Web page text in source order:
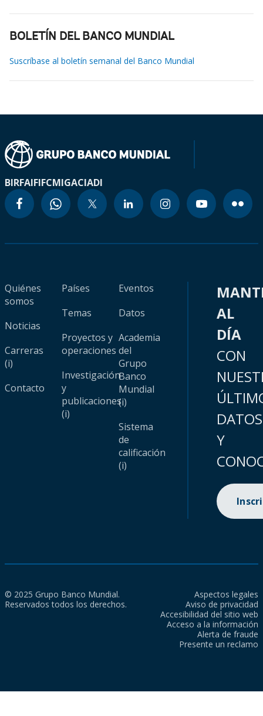
BOLETÍN DEL BANCO MUNDIAL
Suscríbase al boletín semanal del Banco Mundial
BIRFAIFIFCMIGACIADI
Quiénes
somos
Noticias
Carreras
(i)
Contacto
Países
Temas
Proyectos y
operaciones
Investigación
y
publicaciones
(i)
Eventos
Datos
Academia
del
Grupo
Banco
Mundial
(i)
Sistema
de
calificación
(i)
AL
DÍA
CON
DATOS
Y
© 2025 Grupo Banco Mundial.
Reservados todos los derechos.
Aspectos legales
Aviso de privacidad
Accesibilidad del sitio web
Acceso a la información
Alerta de fraude
Presente un reclamo